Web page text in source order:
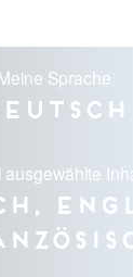
Sprache
ausgewählte